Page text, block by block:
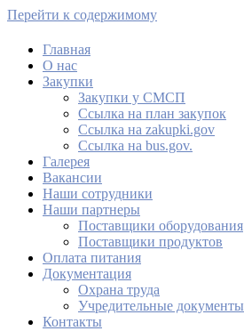
Перейти к содержимому
МАУ Комбинат питания
Главная
О нас
Закупки
Закупки у СМСП
Cсылка на план закупок
Cсылка на zakupki.gov
Ссылка на bus.gov.
Галерея
Вакансии
Наши сотрудники
Наши партнеры
Поставщики оборудования
Поставщики продуктов
Оплата питания
Документация
Охрана труда
Учредительные документы
Контакты